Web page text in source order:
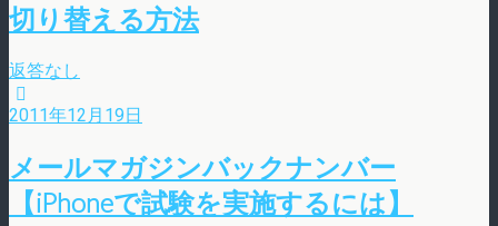
切り替える方法
返答なし
2011年12月19日
メールマガジンバックナンバー
【iPhoneで試験を実施するには】